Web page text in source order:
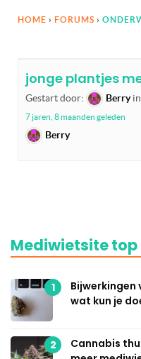
HOME › FORUMS ›
jonge plantjes
Gestart door: Berry
7 jaren, 8 maanden geleden
Berry
Mediwietsite top
1
Bijwerkingen
wat kun je
2
Cannabis